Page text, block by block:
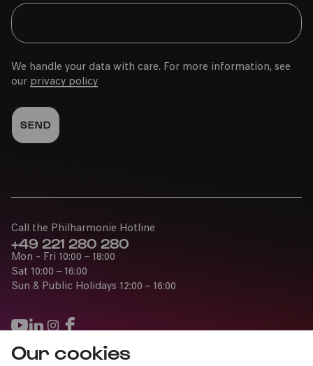
Our cookies
We handle your data with care. For more information, see
our privacy policy
Call the Philharmonie Hotline
+49 221 280 280
Mon - Fri 10:00 – 18:00
Sat 10:00 – 16:00
Sun & Public Holidays 12:00 – 16:00